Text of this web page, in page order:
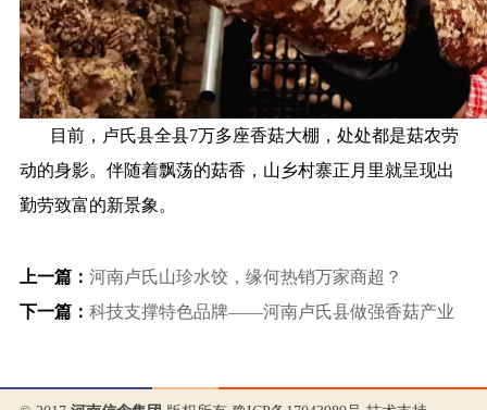
目前，卢氏县全县7万多座香菇大棚，处处都是菇农劳
动的身影。伴随着飘荡的菇香，山乡村寨正月里就呈现出
勤劳致富的新景象。
上一篇： 河南卢氏山珍水饺，缘何热销万家商超？
下一篇： 科技支撑特色品牌——河南卢氏县做强香菇产业